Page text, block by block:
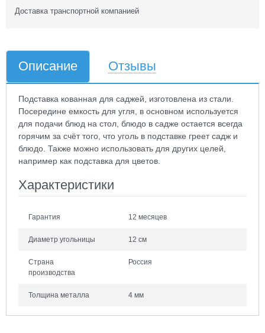
Доставка транспортной компанией
Описание Отзывы
Подставка кованная для саджей, изготовлена из стали.
Посередине емкость для угля, в основном используется
для подачи блюд на стол, блюдо в садже остается всегда
горячим за счёт того, что уголь в подставке греет садж и
блюдо. Также можно использовать для других целей,
например как подставка для цветов.
Характеристики
Гарантия 12 месяцев
Диаметр угольницы 12 см
Страна
производства
Россия
Толщина металла 4 мм